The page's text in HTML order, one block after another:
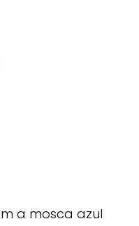
a mosca azul